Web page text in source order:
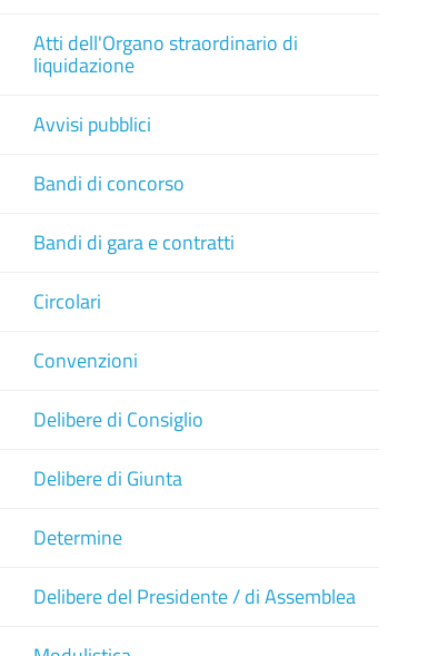
Atti dell'Organo straordinario di
liquidazione
Avvisi pubblici
Bandi di concorso
Bandi di gara e contratti
Circolari
Convenzioni
Delibere di Consiglio
Delibere di Giunta
Determine
Delibere del Presidente / di Assemblea